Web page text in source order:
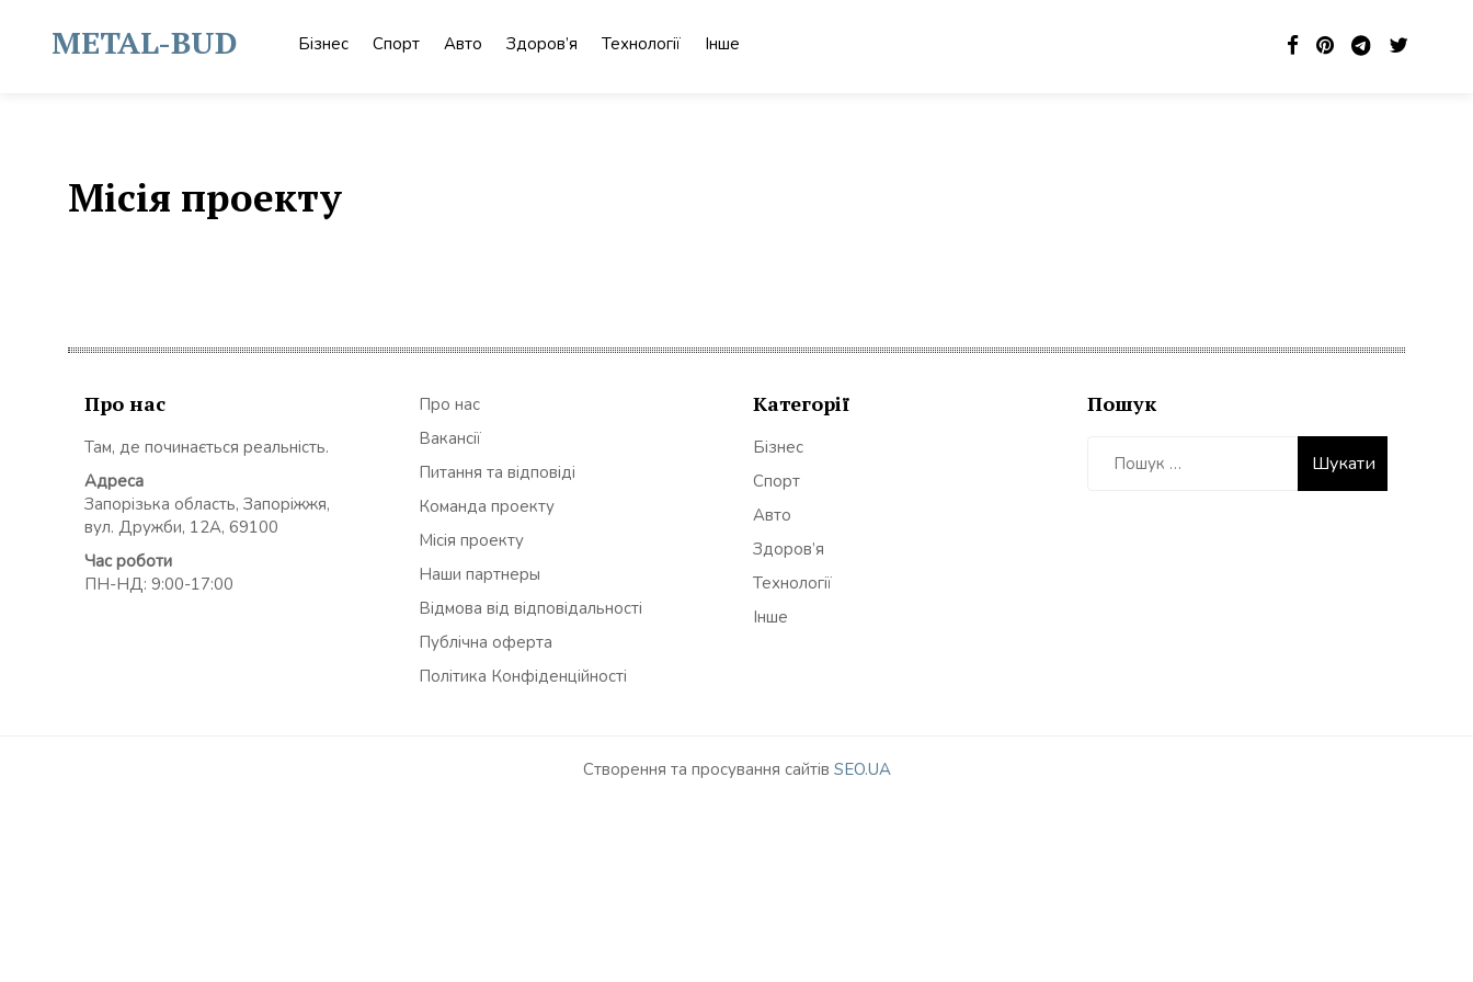
contentMETAL-BUD Бізнес Спорт Авто Здоров’я Технології Інше
Місія проекту
Про нас
Там, де починається реальність.
Адреса
Запорізька область, Запоріжжя,
вул. Дружби, 12А, 69100
Час роботи
ПН-НД: 9:00-17:00
Про нас
Вакансії
Питання та відповіді
Команда проекту
Місія проекту
Наши партнеры
Відмова від відповідальності
Публічна оферта
Політика Конфіденційності
Категорії
Бізнес
Спорт
Авто
Здоров’я
Технології
Інше
Пошук
Створення та просування сайтів SEO.UA